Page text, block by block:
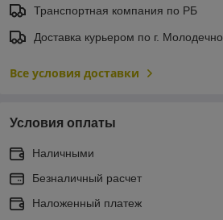
Транспортная компания по РБ
Доставка курьером по г. Молодечно
Все условия доставки
Условия оплаты
Наличными
Безналичный расчет
Наложенный платеж